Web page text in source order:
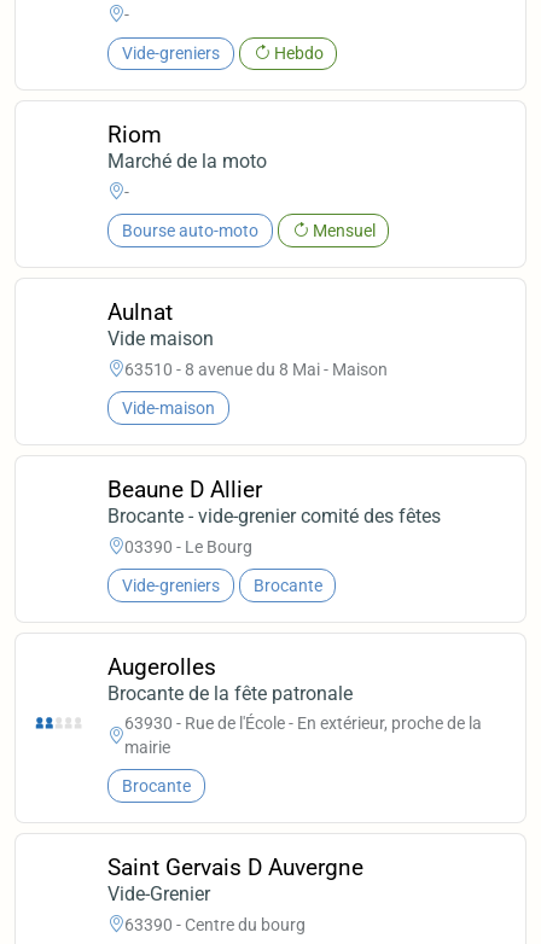
-
Vide-greniers Hebdo
Riom
Marché de la moto
-
Bourse auto-moto Mensuel
Aulnat
Vide maison
63510 - 8 avenue du 8 Mai - Maison
Vide-maison
Beaune D Allier
Brocante - vide-grenier comité des fêtes
03390 - Le Bourg
Vide-greniers Brocante
Augerolles
Brocante de la fête patronale
63930 - Rue de l'École - En extérieur, proche de la
mairie
Brocante
Saint Gervais D Auvergne
Vide-Grenier
63390 - Centre du bourg